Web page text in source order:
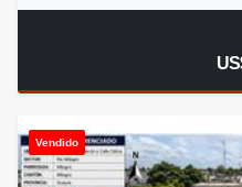
Vendido